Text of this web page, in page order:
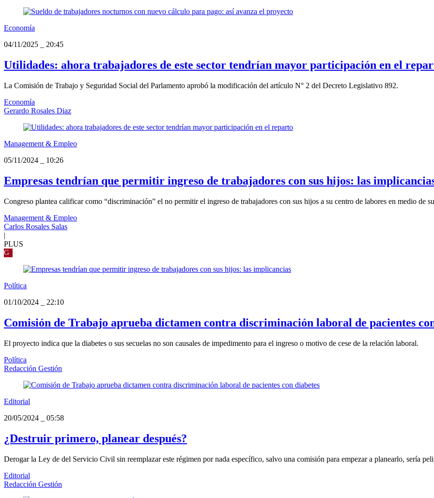
Economía
04/11/2025
20:45
Utilidades: ahora trabajadores de este sector tendrían mayor participación en el
La Comisión de Trabajo y Seguridad Social del Parlamento aprobó la modificación del artículo N° 2 del Decreto Legislativo 892.
Economía
Gerardo Rosales Diaz
Management & Empleo
05/11/2024
10:26
Empresas tendrían que permitir ingreso de trabajadores con sus hijos: las
Congreso plantea calificar como “discriminación” el no permitir el ingreso de trabajadores con sus hijos a su centro de labores en medio de
Management & Empleo
Carlos Rosales Salas
|
PLUS
G
Política
01/10/2024
22:10
Comisión de Trabajo aprueba dictamen contra discriminación laboral de pacientes
El proyecto indica que la diabetes o sus secuelas no son causales de impedimento para el ingreso o motivo de cese de la relación laboral.
Política
Redacción Gestión
Editorial
20/05/2024
05:58
¿Destruir primero, planear después?
Derogar la Ley de del Servicio Civil sin reemplazar este régimen por nada específico, salvo una comisión para empezar a planearlo, sería
Editorial
Redacción Gestión